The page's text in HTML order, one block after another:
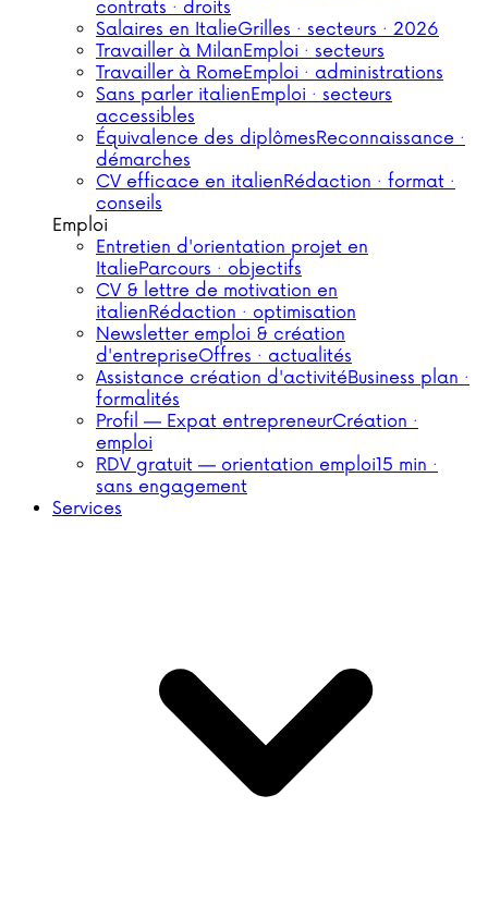
contrats · droits
Salaires en ItalieGrilles · secteurs · 2026
Travailler à MilanEmploi · secteurs
Travailler à RomeEmploi · administrations
Sans parler italienEmploi · secteurs
accessibles
Équivalence des diplômesReconnaissance ·
démarches
CV efficace en italienRédaction · format ·
conseils
Emploi
Entretien d'orientation projet en
ItalieParcours · objectifs
CV & lettre de motivation en
italienRédaction · optimisation
Newsletter emploi & création
d'entrepriseOffres · actualités
Assistance création d'activitéBusiness plan ·
formalités
Profil — Expat entrepreneurCréation ·
emploi
RDV gratuit — orientation emploi15 min ·
sans engagement
Services